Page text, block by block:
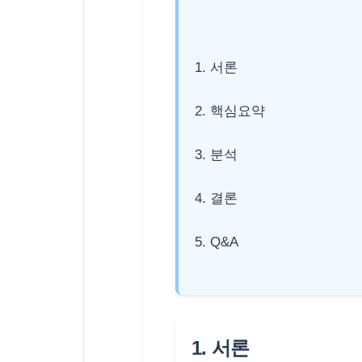
1. 서론
2. 핵심요약
3. 분석
4. 결론
5. Q&A
1. 서론